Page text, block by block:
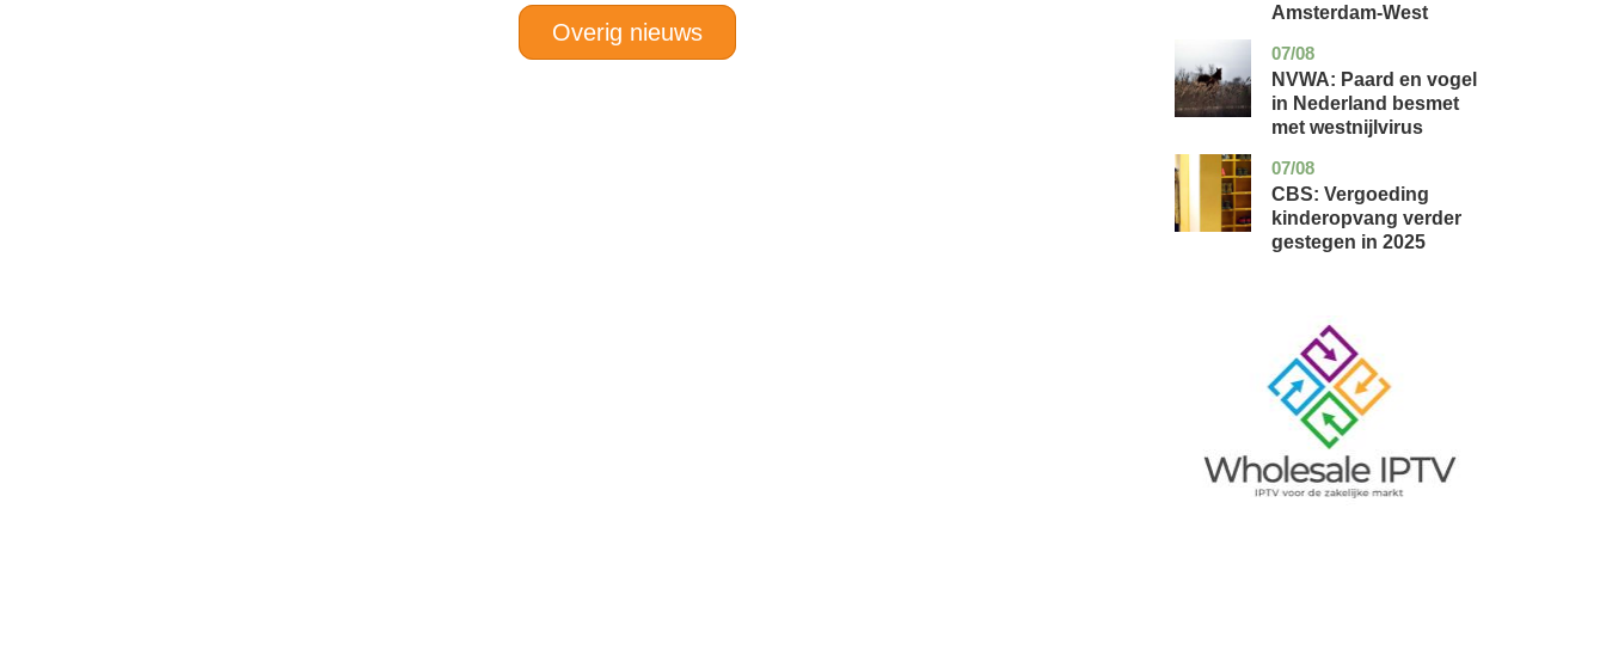
Overig nieuws
Amsterdam-West
07/08
utrecht
nieuws
NVWA: Paard en vogel
in Nederland besmet
met westnijlvirus
07/08
zuid-
holland
economie
CBS: Vergoeding
kinderopvang verder
gestegen in 2025